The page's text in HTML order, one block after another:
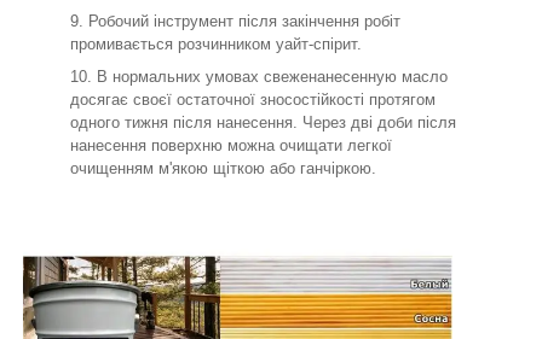
Робочий інструмент після закінчення робіт
промивається розчинником уайт-спірит.
В нормальних умовах свеженанесенную масло
досягає своєї остаточної зносостійкості протягом
одного тижня після нанесення. Через дві доби після
нанесення поверхню можна очищати легкої
очищенням м'якою щіткою або ганчіркою.